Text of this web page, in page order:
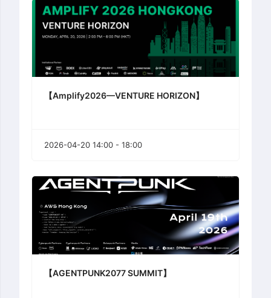
【Amplify2026—VENTURE HORIZON】
2026-04-20 14:00 - 18:00
【AGENTPUNK2077 SUMMIT】